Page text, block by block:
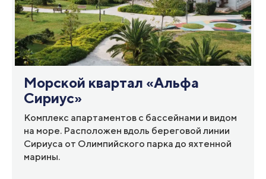
Морской квартал «Альфа
Сириус»
Комплекс апартаментов с бассейнами и видом
на море. Расположен вдоль береговой линии
Сириуса от Олимпийского парка до яхтенной
марины.